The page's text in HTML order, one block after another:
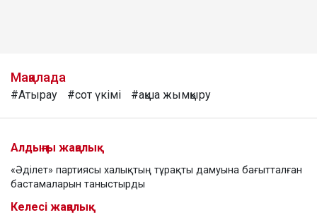
Мақалада
#Атырау #сот үкімі #ақша жымқыру
Алдыңғы жаңалық
«Әділет» партиясы халықтың тұрақты дамуына бағытталған
бастамаларын таныстырды
Келесі жаңалық